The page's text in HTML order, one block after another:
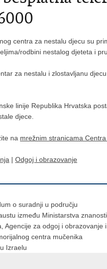
centra za nestalu djecu su
rodbini nestalog djeteta i
za nestalu i zlostavljanu
linije Republika Hrvatska
djece.
na mrežnim stranicama
| Odgoj i obrazovanje
o suradnji u području
između Ministarstva znanosti,
Agencije za odgoj i obrazovanje i
centra mučenika
Izraelu